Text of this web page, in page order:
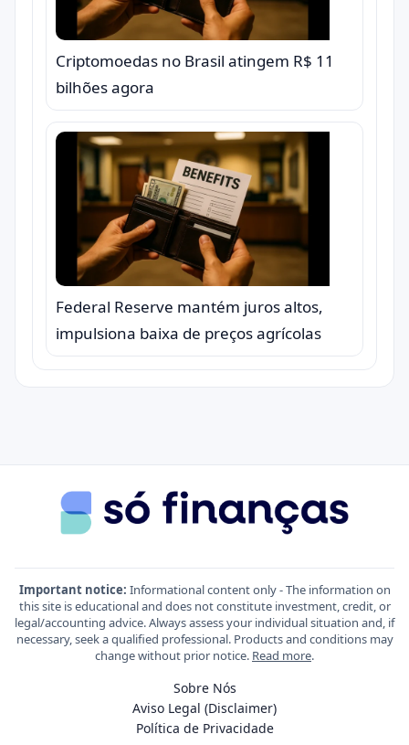
Criptomoedas no Brasil atingem R$ 11
bilhões agora
Federal Reserve mantém juros altos,
impulsiona baixa de preços agrícolas
Important notice: Informational content only - The information on
this site is educational and does not constitute investment, credit, or
legal/accounting advice. Always assess your individual situation and, if
necessary, seek a qualified professional. Products and conditions may
change without prior notice. Read more.
Sobre Nós
Aviso Legal (Disclaimer)
Política de Privacidade